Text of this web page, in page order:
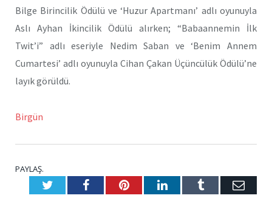
Bilge Birincilik Ödülü ve ‘Huzur Apartmanı’ adlı oyunuyla
Aslı Ayhan İkincilik Ödülü alırken; “Babaannemin İlk
Twit’i” adlı eseriyle Nedim Saban ve ‘Benim Annem
Cumartesi’ adlı oyunuyla Cihan Çakan Üçüncülük Ödülü’ne
layık görüldü.
Birgün
PAYLAŞ.
TwitterFacebookPinterestLinkedInTumblr E-